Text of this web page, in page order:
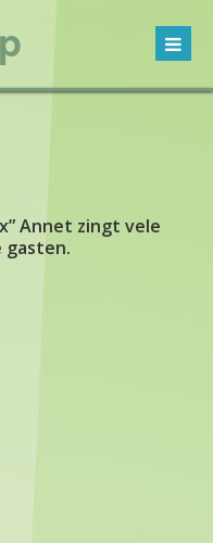
Annet zingt vele
gasten.